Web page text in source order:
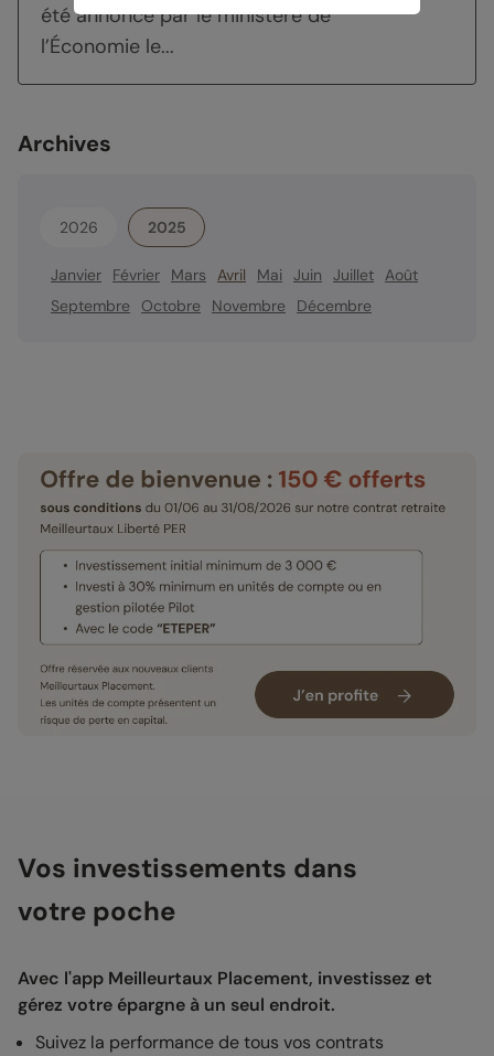
été annoncé par le ministère de
l’Économie le...
Archives
2026 2025
Janvier Février Mars Avril Mai Juin Juillet Août
Septembre
Octobre Novembre Décembre
Vos investissements dans
votre poche
Avec l'app Meilleurtaux Placement, investissez et
gérez votre épargne à un seul endroit.
Suivez la performance de tous vos contrats